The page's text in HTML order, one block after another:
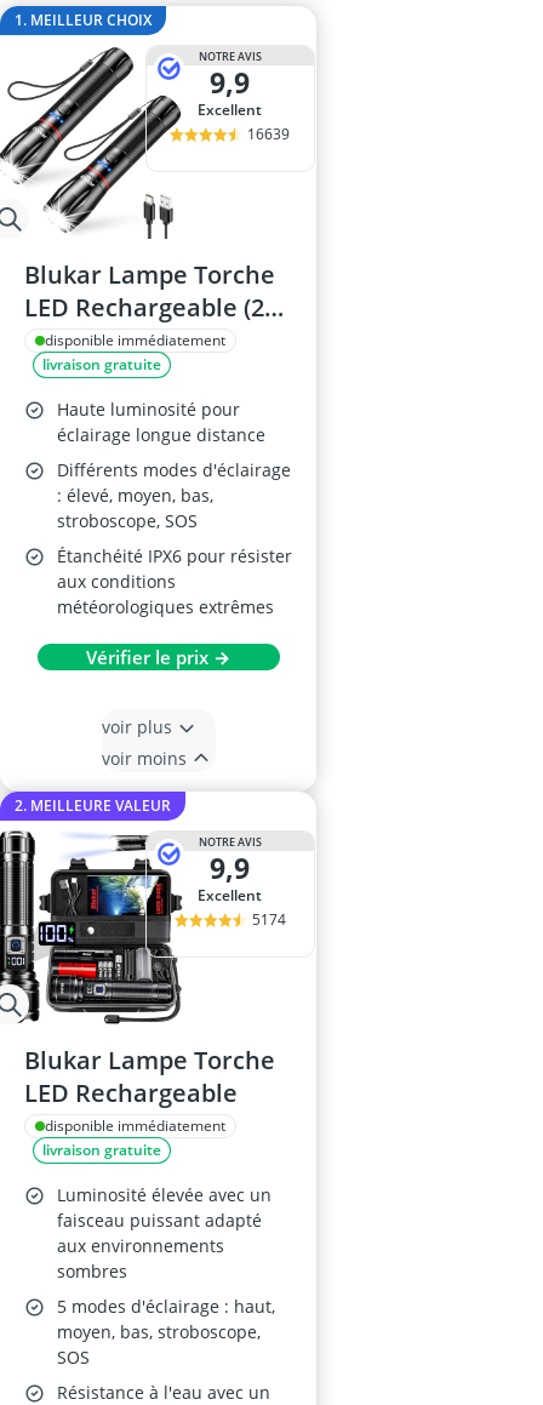
1. MEILLEUR CHOIX
NOTRE AVIS
9,9
Excellent
16639
Blukar Lampe Torche
LED Rechargeable (2
Pièces)
disponible immédiatement
livraison gratuite
Haute luminosité pour
éclairage longue distance
Différents modes d'éclairage
: élevé, moyen, bas,
stroboscope, SOS
Étanchéité IPX6 pour résister
aux conditions
météorologiques extrêmes
Vérifier le prix →
voir plus
voir moins
2. MEILLEURE VALEUR
NOTRE AVIS
9,9
Excellent
5174
Blukar Lampe Torche
LED Rechargeable
disponible immédiatement
livraison gratuite
Luminosité élevée avec un
faisceau puissant adapté
aux environnements
sombres
5 modes d'éclairage : haut,
moyen, bas, stroboscope,
SOS
Résistance à l'eau avec un